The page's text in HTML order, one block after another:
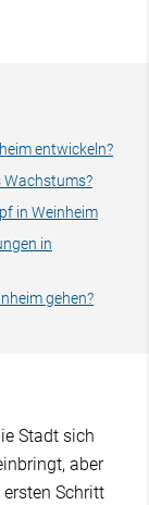
entwickeln?
Wachstums?
in Weinheim
in
gehen?
Stadt sich
aber
Schritt